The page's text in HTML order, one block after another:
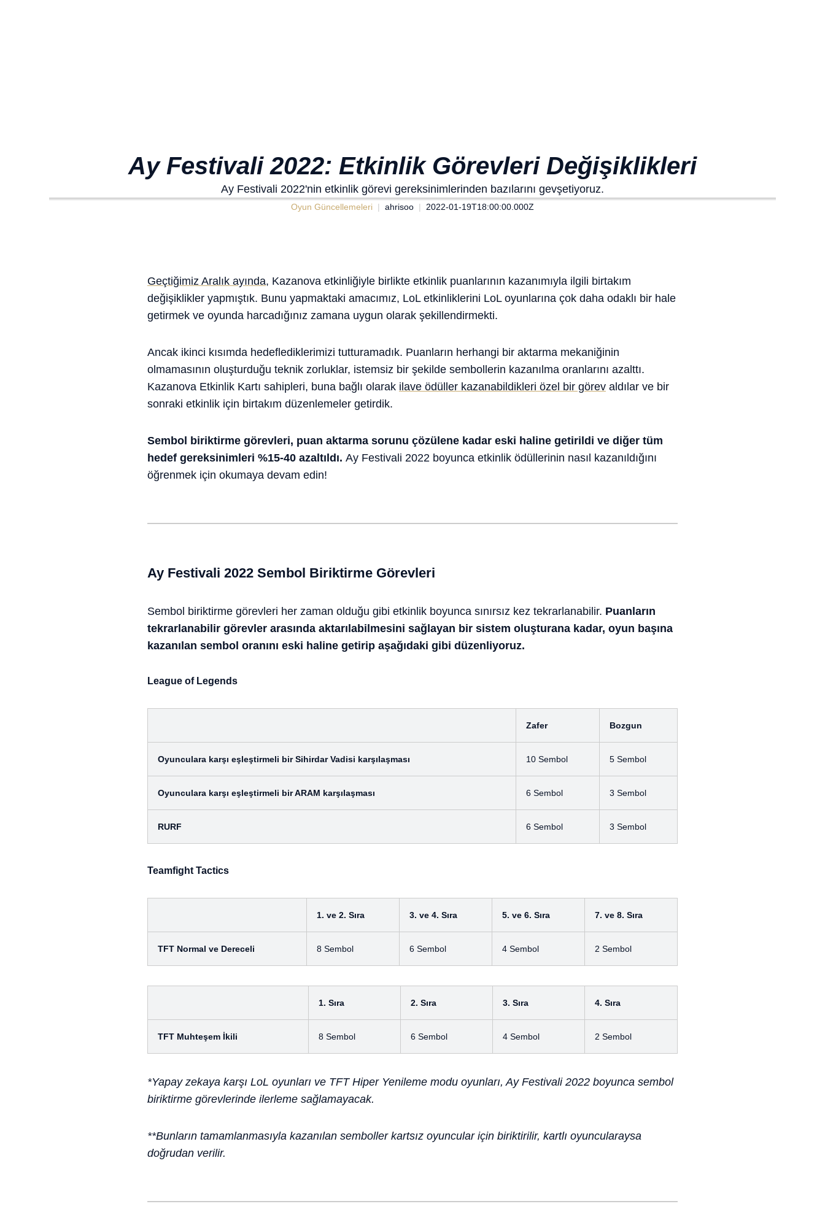
Ay Festivali 2022: Etkinlik Görevleri Değişiklikleri
Ay Festivali 2022'nin etkinlik görevi gereksinimlerinden bazılarını gevşetiyoruz.
Oyun Güncellemeleri ahrisoo 2022-01-19T18:00:00.000Z
Geçtiğimiz Aralık ayında, Kazanova etkinliğiyle birlikte etkinlik puanlarının kazanımıyla ilgili birtakım
değişiklikler yapmıştık. Bunu yapmaktaki amacımız, LoL etkinliklerini LoL oyunlarına çok daha odaklı bir hale
getirmek ve oyunda harcadığınız zamana uygun olarak şekillendirmekti.
Ancak ikinci kısımda hedeflediklerimizi tutturamadık. Puanların herhangi bir aktarma mekaniğinin
olmamasının oluşturduğu teknik zorluklar, istemsiz bir şekilde sembollerin kazanılma oranlarını azalttı.
Kazanova Etkinlik Kartı sahipleri, buna bağlı olarak ilave ödüller kazanabildikleri özel bir görev aldılar ve bir
sonraki etkinlik için birtakım düzenlemeler getirdik.
Sembol biriktirme görevleri, puan aktarma sorunu çözülene kadar eski haline getirildi ve diğer tüm
hedef gereksinimleri %15-40 azaltıldı. Ay Festivali 2022 boyunca etkinlik ödüllerinin nasıl kazanıldığını
öğrenmek için okumaya devam edin!
Ay Festivali 2022 Sembol Biriktirme Görevleri
Sembol biriktirme görevleri her zaman olduğu gibi etkinlik boyunca sınırsız kez tekrarlanabilir. Puanların
tekrarlanabilir görevler arasında aktarılabilmesini sağlayan bir sistem oluşturana kadar, oyun başına
kazanılan sembol oranını eski haline getirip aşağıdaki gibi düzenliyoruz.
League of Legends
Zafer Bozgun
Oyunculara karşı eşleştirmeli bir Sihirdar Vadisi karşılaşması 10 Sembol 5 Sembol
Oyunculara karşı eşleştirmeli bir ARAM karşılaşması 6 Sembol 3 Sembol
RURF 6 Sembol 3 Sembol
Teamfight Tactics
1. ve 2. Sıra 3. ve 4. Sıra 5. ve 6. Sıra 7. ve 8. Sıra
TFT Normal ve Dereceli 8 Sembol 6 Sembol 4 Sembol 2 Sembol
1. Sıra 2. Sıra 3. Sıra 4. Sıra
TFT Muhteşem İkili 8 Sembol 6 Sembol 4 Sembol 2 Sembol
*Yapay zekaya karşı LoL oyunları ve TFT Hiper Yenileme modu oyunları, Ay Festivali 2022 boyunca sembol
biriktirme görevlerinde ilerleme sağlamayacak.
**Bunların tamamlanmasıyla kazanılan semboller kartsız oyuncular için biriktirilir, kartlı oyuncularaysa
doğrudan verilir.